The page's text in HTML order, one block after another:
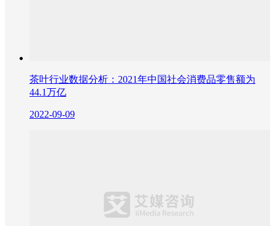
茶叶行业数据分析：2021年中国社会消费品零售额为
44.1万亿
2022-09-09